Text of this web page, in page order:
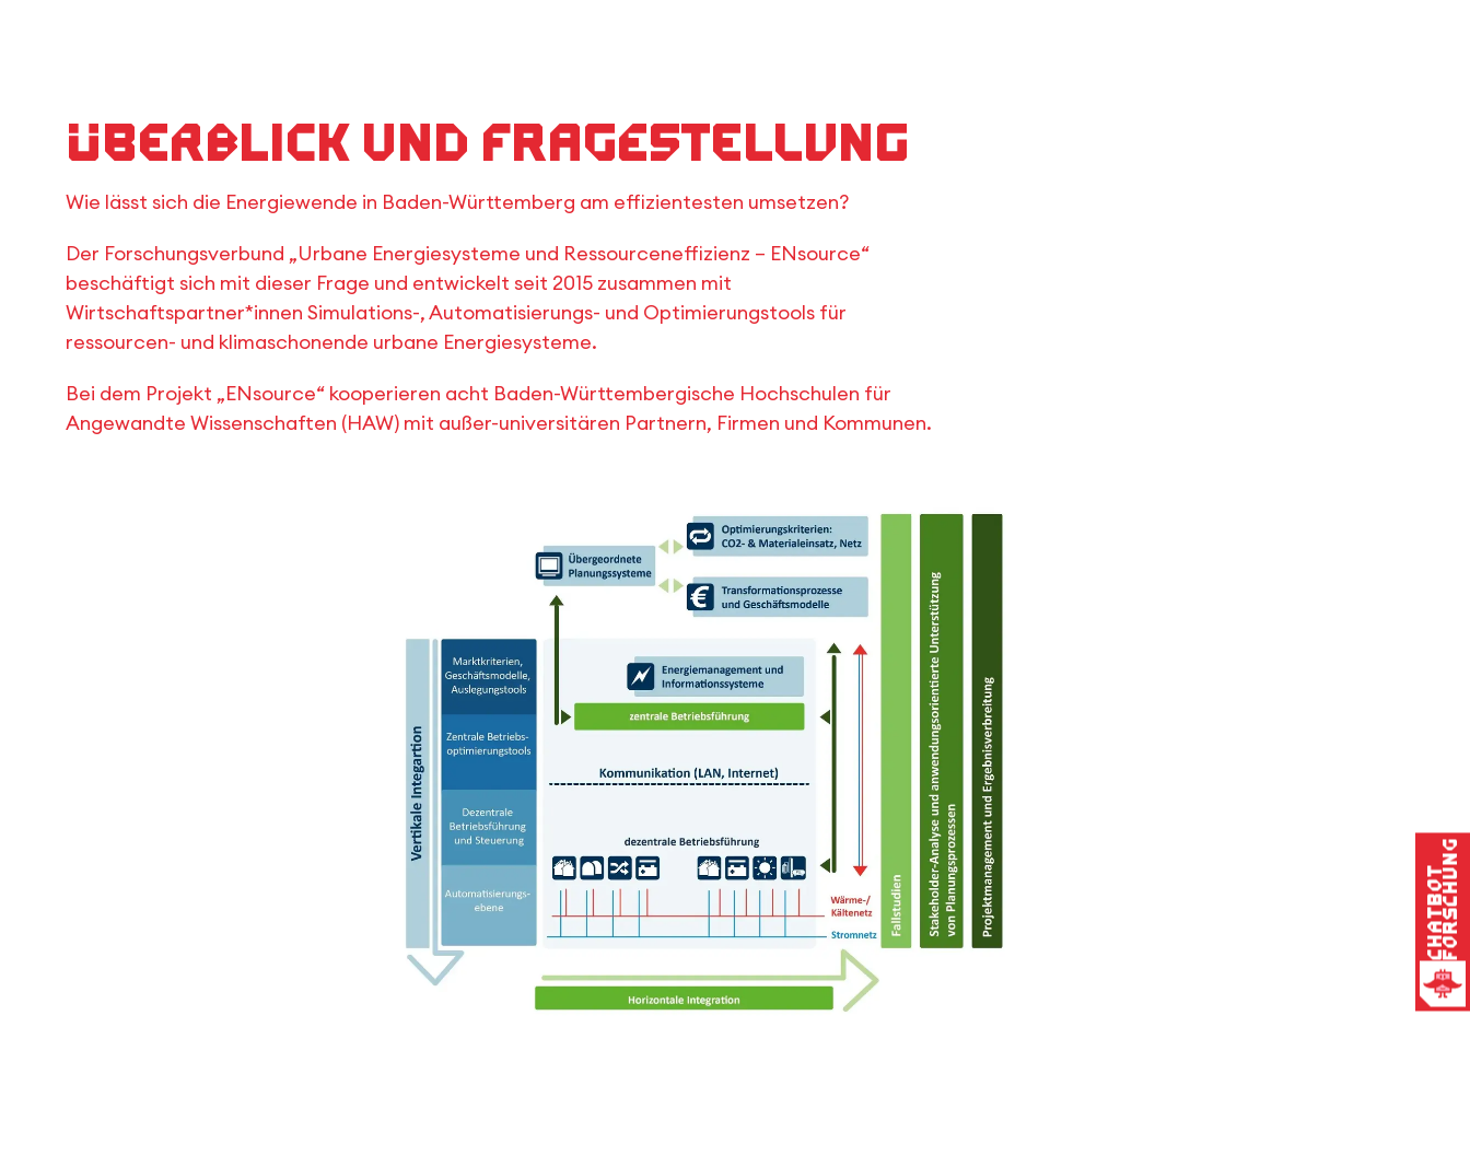
Überblick und Fragestellung
Wie lässt sich die Energiewende in Baden-Württemberg am effizientesten umsetzen?
Der Forschungsverbund „Urbane Energiesysteme und Ressourceneffizienz – ENsource“
beschäftigt sich mit dieser Frage und entwickelt seit 2015 zusammen mit
Wirtschaftspartner*innen Simulations-, Automatisierungs- und Optimierungstools für
ressourcen- und klimaschonende urbane Energiesysteme.
Bei dem Projekt „ENsource“ kooperieren acht Baden-Württembergische Hochschulen für
Angewandte Wissenschaften (HAW) mit außer-universitären Partnern, Firmen und Kommunen.
ChatbotForschung